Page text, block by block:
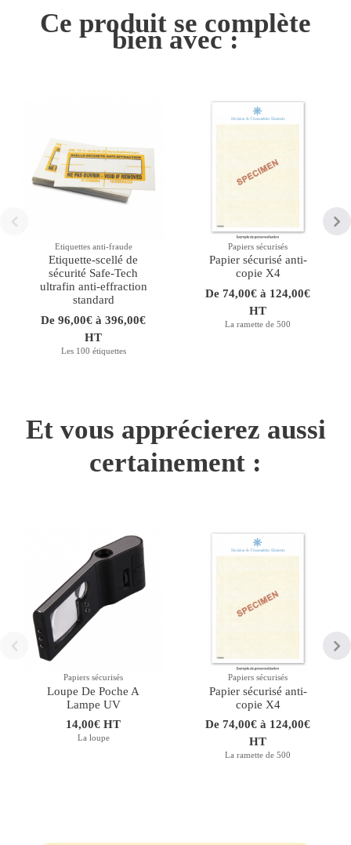
Ce produit se complète
bien avec :
Etiquettes anti-fraude
Etiquette-scellé de
sécurité Safe-Tech
ultrafin anti-effraction
standard
De 96,00€ à 396,00€
HT
Les 100 étiquettes
Papiers sécurisés
Papier sécurisé anti-
copie X4
De 74,00€ à 124,00€
HT
La ramette de 500
Et vous apprécierez aussi
certainement :
Papiers sécurisés
Loupe De Poche A
Lampe UV
14,00€ HT
La loupe
Papiers sécurisés
Papier sécurisé anti-
copie X4
De 74,00€ à 124,00€
HT
La ramette de 500